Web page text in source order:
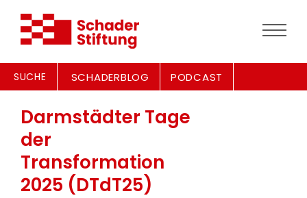
SUCHE SCHADERBLOG PODCAST
Darmstädter Tage
der
Transformation
2025 (DTdT25)